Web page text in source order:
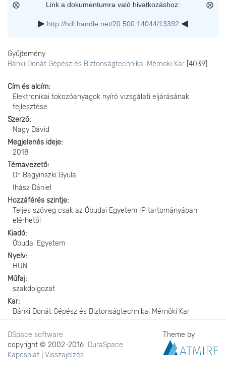
Link a dokumentumra való hivatkozáshoz:
http://hdl.handle.net/20.500.14044/13392
Gyűjtemény
Bánki Donát Gépész és Biztonságtechnikai Mérnöki Kar [4039]
Cím és alcím
Elektronikai tokozóanyagok nyíró vizsgálati eljárásának
fejlesztése
Szerző
Nagy Dávid
Megjelenés ideje
2018
Témavezető
Dr. Bagyinszki Gyula
Ihász Dániel
Hozzáférés szintje
Teljes szöveg csak az Óbudai Egyetem IP tartományában
elérhető!
Kiadó
Óbudai Egyetem
Nyelv
HUN
Műfaj
szakdolgozat
Kar
Bánki Donát Gépész és Biztonságtechnikai Mérnöki Kar
DSpace software
copyright © 2002-2016 DuraSpace
Kapcsolat
Visszajelzés
Theme by